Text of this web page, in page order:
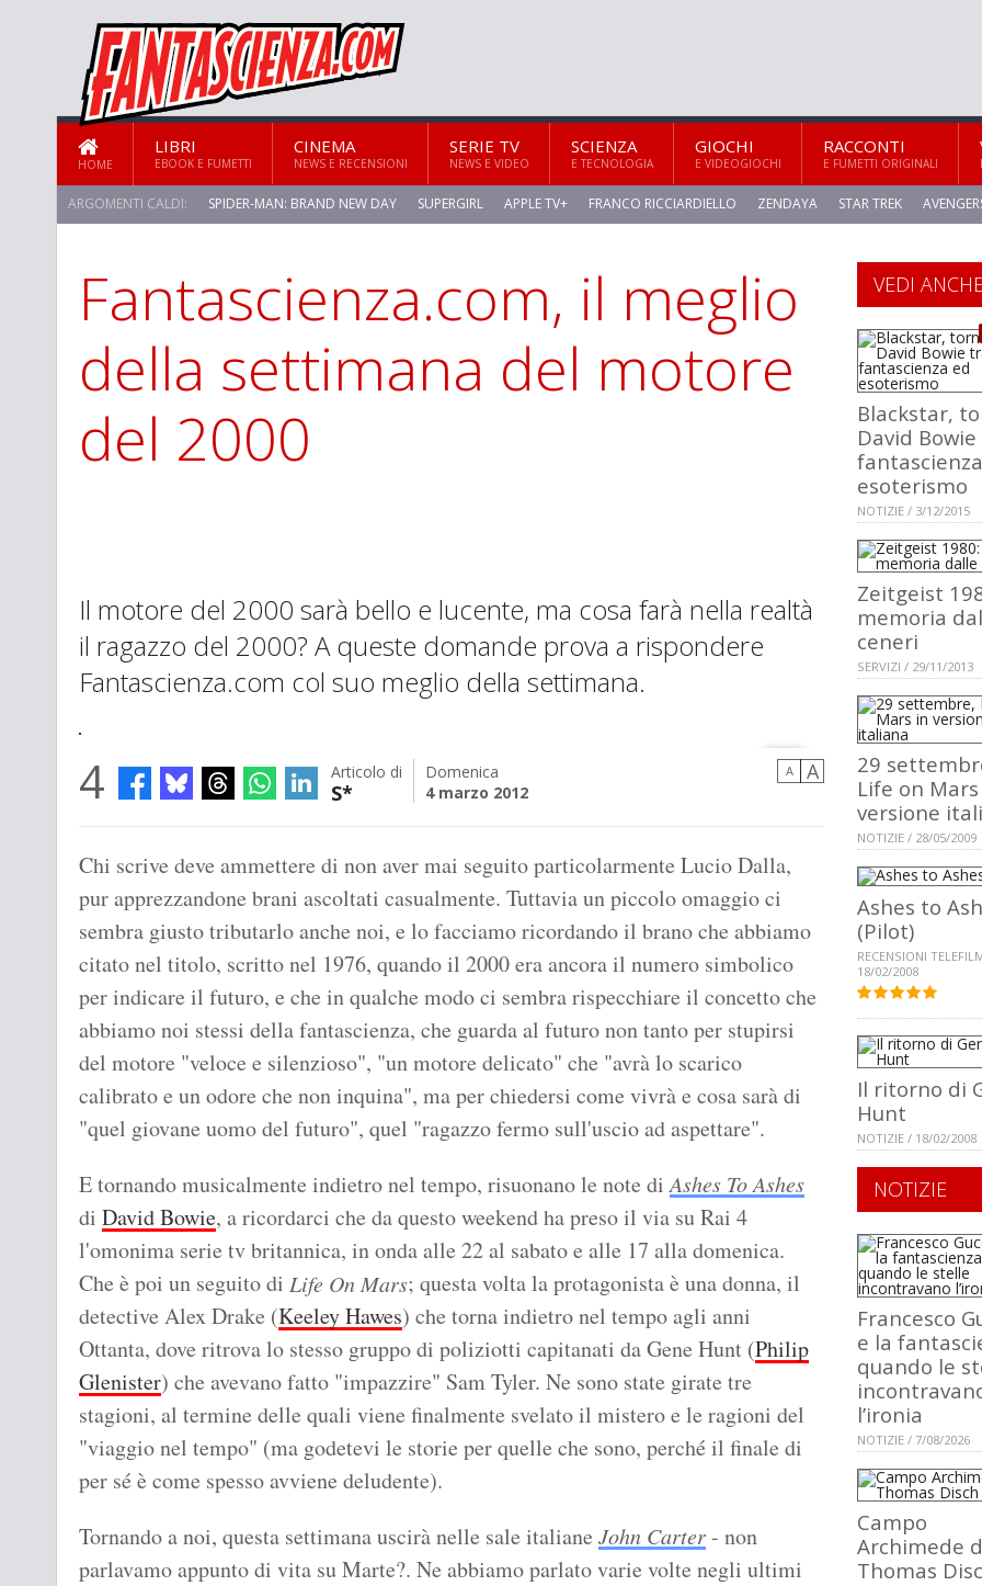
HOME
LIBRI
EBOOK E FUMETTI
CINEMA
NEWS E RECENSIONI
SERIE TV
NEWS E VIDEO
SCIENZA
E TECNOLOGIA
GIOCHI
E VIDEOGIOCHI
RACCONTI
E FUMETTI ORIGINALI
ARGOMENTI CALDI: SPIDER-MAN: BRAND NEW DAY SUPERGIRL APPLE TV+ FRANCO RICCIARDIELLO ZENDAYA STAR TREK
Fantascienza.com, il meglio
della settimana del motore
del 2000
Il motore del 2000 sarà bello e lucente, ma cosa farà nella realtà
il ragazzo del 2000? A queste domande prova a rispondere
Fantascienza.com col suo meglio della settimana.
4 Articolo di
S*
Domenica
4 marzo 2012
A A
Chi scrive deve ammettere di non aver mai seguito particolarmente Lucio Dalla,
pur apprezzandone brani ascoltati casualmente. Tuttavia un piccolo omaggio ci
sembra giusto tributarlo anche noi, e lo facciamo ricordando il brano che abbiamo
citato nel titolo, scritto nel 1976, quando il 2000 era ancora il numero simbolico
per indicare il futuro, e che in qualche modo ci sembra rispecchiare il concetto che
abbiamo noi stessi della fantascienza, che guarda al futuro non tanto per stupirsi
del motore "veloce e silenzioso", "un motore delicato" che "avrà lo scarico
calibrato e un odore che non inquina", ma per chiedersi come vivrà e cosa sarà di
"quel giovane uomo del futuro", quel "ragazzo fermo sull'uscio ad aspettare".
E tornando musicalmente indietro nel tempo, risuonano le note diAshes To Ashes
di David Bowie, a ricordarci che da questo weekend ha preso il via su Rai 4
l'omonima serie tv britannica, in onda alle 22 al sabato e alle 17 alla domenica.
Che è poi un seguito di Life On Mars; questa volta la protagonista è una donna, il
detective Alex Drake (Keeley Hawes) che torna indietro nel tempo agli anni
Ottanta, dove ritrova lo stesso gruppo di poliziotti capitanati da Gene Hunt (Philip
Glenister) che avevano fatto "impazzire" Sam Tyler. Ne sono state girate tre
stagioni, al termine delle quali viene finalmente svelato il mistero e le ragioni del
"viaggio nel tempo" (ma godetevi le storie per quelle che sono, perché il finale di
per sé è come spesso avviene deludente).
Tornando a noi, questa settimana uscirà nelle sale italiane John Carter- non
parlavamo appunto di vita su Marte?. Ne abbiamo parlato varie volte negli ultimi
VEDI ANCHE
Blackstar,
David
esoterismo
NOTIZIE / 3/12/2015
Zeitgeist
memoria
ceneri
SERVIZI / 29/11/2013
29
Life on
versione
NOTIZIE / 28/05/2009
Ashes to
(Pilot)
RECENSIONI
18/02/2008
Il ritorno di
Hunt
NOTIZIE / 18/02/2008
NOTIZIE
Francesco
e la
quando le
l’ironia
NOTIZIE / 7/08/2026
Campo
Archimede
Thomas